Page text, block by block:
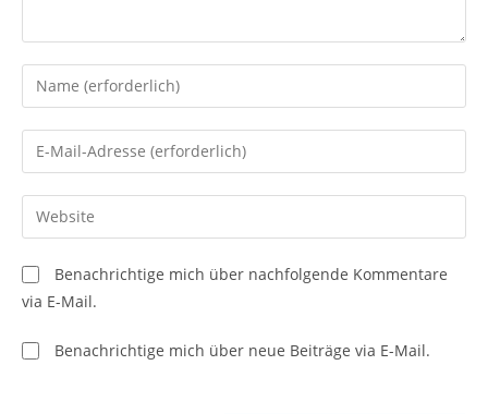
Gib
deinen
Namen
oder
zum
Kommentieren
ein
Gib
deine
E-
Mail-
zum
Kommentieren
Gib
deine
Website-
URL
(optional)
Benachrichtige mich über nachfolgende Kommentare
via E-Mail.
Benachrichtige mich über neue Beiträge via E-Mail.